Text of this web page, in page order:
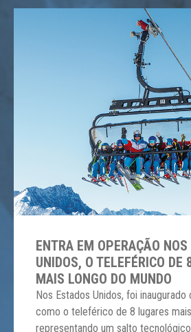
ENTRA EM OPERAÇÃO NOS
UNIDOS, O TELEFÉRICO DE
MAIS LONGO DO MUNDO
Nos Estados Unidos, foi inaugurado
como o teleférico de 8 lugares
representando um salto